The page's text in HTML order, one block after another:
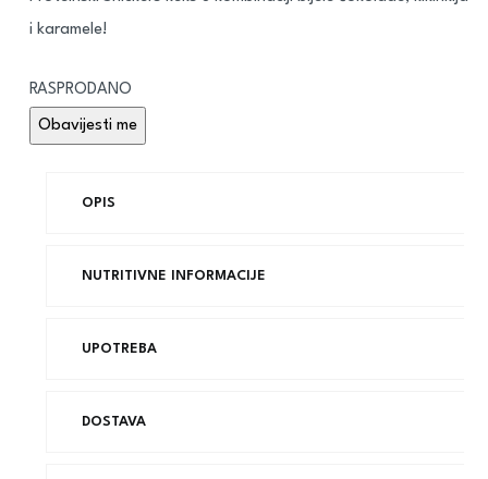
i karamele!
RASPRODANO
OPIS
NUTRITIVNE INFORMACIJE
UPOTREBA
DOSTAVA